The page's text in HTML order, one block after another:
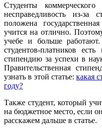
Студенты
несправедливость из-
положена
учится на отлично.
учебе и больше
студентов-платников
стипендию за успехи в
Правительственная
узнать в этой статье:какая
году?
Также студент, который
на бюджетное место, если
расскажем дальше в статье.